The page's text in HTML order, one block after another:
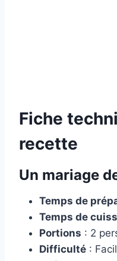
Fiche
recette
Un mariage
Temps de
Temps de
Portions : 2
Difficulté :